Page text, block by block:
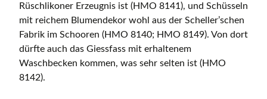
Rüschlikoner Erzeugnis ist (HMO 8141), und Schüsseln
mit reichem Blumendekor wohl aus der Scheller’schen
Fabrik im Schooren (HMO 8140; HMO 8149). Von dort
dürfte auch das Giessfass mit erhaltenem
Waschbecken kommen, was sehr selten ist (HMO
8142).